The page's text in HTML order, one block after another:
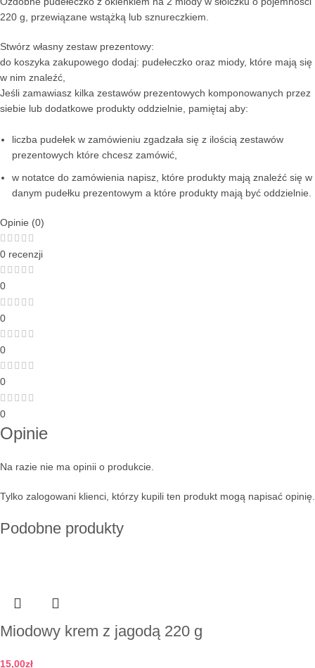
220 g, przewiązane wstążką lub sznureczkiem.
Stwórz własny zestaw prezentowy:
do koszyka zakupowego dodaj: pudełeczko oraz miody, które mają się
w nim znaleźć,
Jeśli zamawiasz kilka zestawów prezentowych komponowanych przez
siebie lub dodatkowe produkty oddzielnie, pamiętaj aby:
liczba pudełek w zamówieniu zgadzała się z ilością zestawów
prezentowych które chcesz zamówić,
w notatce do zamówienia napisz, które produkty mają znaleźć się w
danym pudełku prezentowym a które produkty mają być oddzielnie.
Opinie (0)
0 recenzji
0
0
0
0
0
Opinie
Na razie nie ma opinii o produkcie.
Tylko zalogowani klienci, którzy kupili ten produkt mogą napisać opinię.
Podobne produkty
Miodowy krem z jagodą 220 g
15,00zł